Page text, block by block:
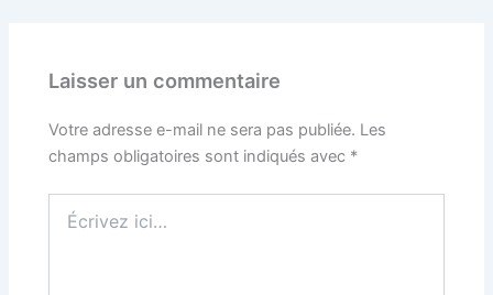
Laisser un commentaire
Votre adresse e-mail ne sera pas publiée. Les
champs obligatoires sont indiqués avec *
ici…